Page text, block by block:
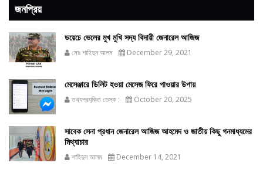
জনপ্রিয়
ডয়েচে ভেলের মুখ মুখি সদ্য বিদায়ী জেনারেল আজিজ
মোঃ শাহিদুন আলম December 29, 2021
মেসেঞ্জারে ডিলিট হওয়া মেসেজ ফিরে পাওয়ার উপায়
তথ্যপ্রযুক্তি ডেস্ক : October 20, 2025
সাবেক সেনা প্রধান জেনারেল আজিজ আহমেদ ও জাতীয় কিছু গনমাধ্যমের
মিথ্যাচার
শাহিদুন আলম December 14, 2021